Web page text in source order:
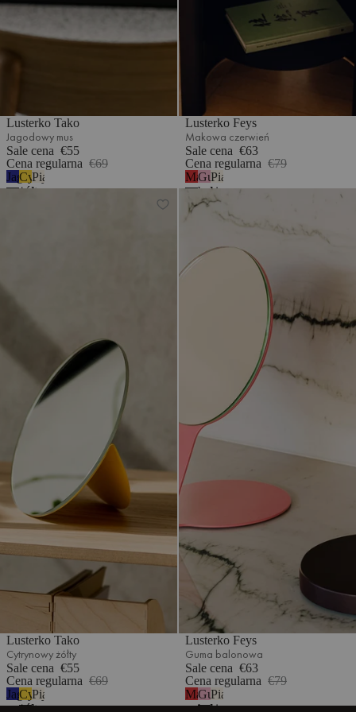
Lusterko Tako
Jagodowy mus
Sale cena €55
Cena regularna €69
Jagodowy
mus
Cytrynowy
żółty
Piaskowy
beż
Lusterko Feys
Makowa czerwień
Sale cena €63
Cena regularna €79
Makowa
czerwień
Guma
balonowa
Piaskowy
beż
Lusterko Tako
Cytrynowy żółty
Sale cena €55
Cena regularna €69
Jagodowy
mus
Cytrynowy
żółty
Piaskowy
beż
Lusterko Feys
Lusterko Feys
Guma balonowa
Sale cena €63
Cena regularna €79
Makowa
czerwień
Guma
balonowa
Piaskowy
beż